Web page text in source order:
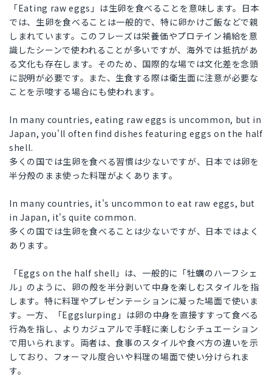
「Eating raw eggs」は生卵を食べることを意味します。日本
では、生卵を食べることは一般的で、特に卵かけご飯などで親
しまれています。このフレーズは栄養価やプロテイン補給を意
識したシーンで使われることが多いですが、海外では抵抗があ
る文化も存在します。そのため、国際的な場では文化差を念頭
に説明が必要です。また、生食する際は衛生面に注意が必要な
ことを示唆する場合にも使われます。
In many countries, eating raw eggs is uncommon, but in
Japan, you'll often find dishes featuring eggs on the half
shell.
多くの国では生卵を食べる習慣は少ないですが、日本では卵を
半分殻のまま使った料理がよくあります。
In many countries, it's uncommon to eat raw eggs, but
in Japan, it's quite common.
多くの国では生卵を食べることは少ないですが、日本ではよく
あります。
「Eggs on the half shell」は、一般的に「牡蠣のハーフシェ
ル」のように、卵の殻を半分剥いて中身を楽しむスタイルを指
します。特に料理やプレゼンテーションに凝った場面で使いま
す。一方、「Eggslurping」は卵の中身を直接すすって食べる
行為を指し、よりカジュアルで手軽に楽しむシチュエーション
で用いられます。両者は、食事のスタイルや食べ方の違いを示
しており、フォーマル度合いや料理の場面で使い分けられま
す。